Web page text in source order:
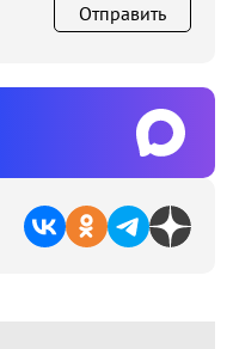
Отправить